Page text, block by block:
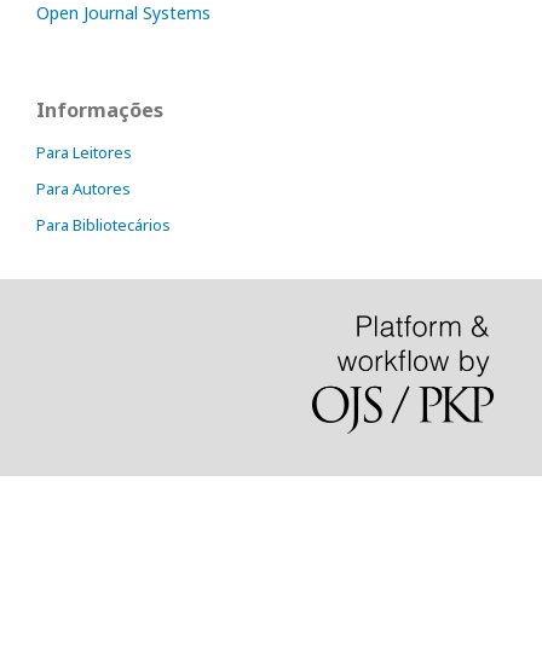
Open Journal Systems
Informações
Para Leitores
Para Autores
Para Bibliotecários